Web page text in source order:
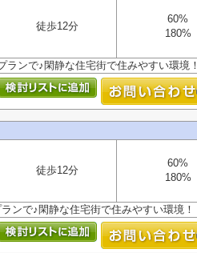
徒歩12分
60%
180%
ンで♪閑静な住宅街で住みやすい環境！
徒歩12分
60%
180%
ンで♪閑静な住宅街で住みやすい環境！